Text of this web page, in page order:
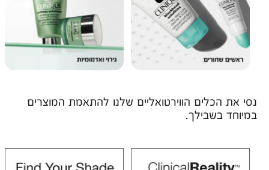
נסי את הכלים הווירטואליים שלנו להתאמת המוצרים
במיוחד בשבילך.